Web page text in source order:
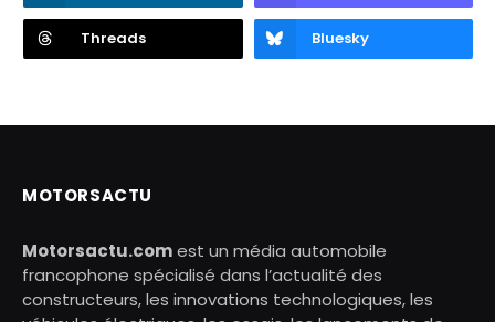
Threads Bluesky
MOTORSACTU
Motorsactu.comest un média automobile
francophone spécialisé dans l’actualité des
constructeurs, les innovations technologiques, les